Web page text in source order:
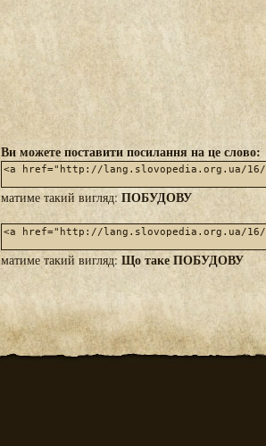
Ви можете поставити посилання на це слово:
матиме такий вигляд:ПОБУДОВУ
матиме такий вигляд: Що таке ПОБУДОВУ